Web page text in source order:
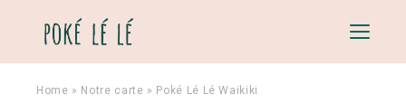
Menu
Home » Notre carte » Poké Lé Lé Waikiki